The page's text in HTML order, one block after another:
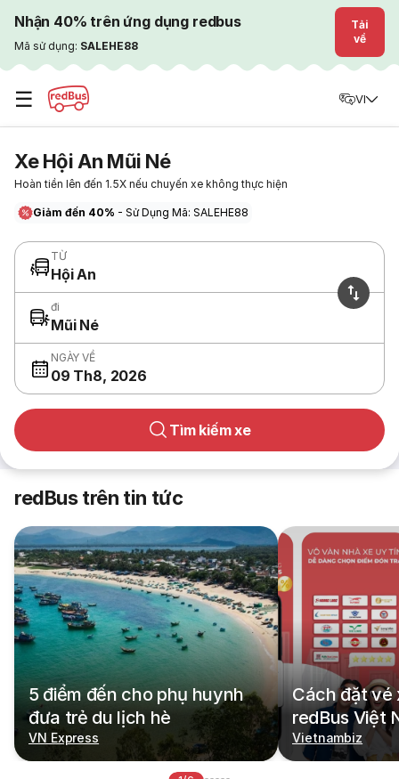
Nhận 40% trên ứng dụng redbus
Mã sử dụng: SALEHE88
Tải
về
☰ VI
Xe Hội An Mũi Né
Hoàn tiền lên đến 1.5X nếu chuyến xe không thực hiện
Giảm đến 40% - Sử Dụng Mã: SALEHE88
TỪ
Hội An
đi
Mũi Né
NGÀY VỀ
09 Th8, 2026
Tìm kiếm xe
redBus trên tin tức
5 điểm đến cho phụ huynh
đưa trẻ du lịch hè
VN Express
Cách đặt vé
redBus Việt
Vietnambiz